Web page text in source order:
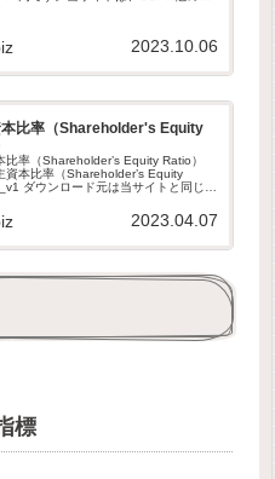
2023.10.06
本比率（Shareholder's Equity
比率（Shareholder’s Equity Ratio）
資本比率（Shareholder’s Equity
ダウンロード元は当サイトと同じサ
に則...
2023.04.07
標